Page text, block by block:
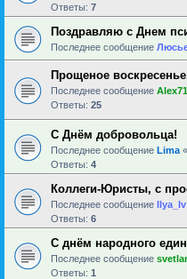
Ответы: 7
Поздравляю с Днем
Последнее сообщение
Прощеное
Последнее сообщение Alex71
Ответы: 25
С Днём добровольца!
Последнее сообщение Lima «
Ответы: 4
Коллеги-Юристы, с
Последнее сообщение Ilya_Iv
Ответы: 6
С днём народного
Последнее сообщение
Ответы: 1